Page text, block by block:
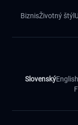
BiznisŽivotný štýl
SlovenskýEnglish